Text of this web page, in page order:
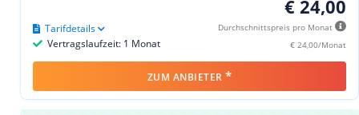
€ 24,00
Durchschnittspreis pro Monat
€ 24,00/Monat
Vertragslaufzeit: 1 Monat
Tarifdetails
ZUM ANBIETER *